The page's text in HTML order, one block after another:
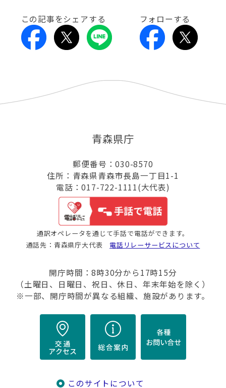
この記事をシェアする フォローする
青森県庁
郵便番号：030-8570
住所：青森県青森市長島一丁目1-1
電話：017-722-1111(大代表)
通訳オペレータを通じて手話で電話ができます。
通話先：青森県庁大代表 電話リレーサービスについて
開庁時間：8時30分から17時15分
（土曜日、日曜日、祝日、休日、年末年始を除く）
※一部、開庁時間が異なる組織、施設があります。
このサイトについて